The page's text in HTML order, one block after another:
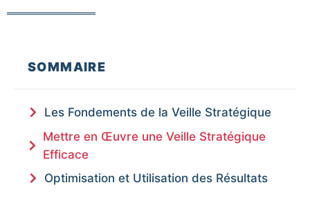
SOMMAIRE
Les Fondements de la Veille Stratégique
Mettre en Œuvre une Veille Stratégique
Efficace
Optimisation et Utilisation des Résultats